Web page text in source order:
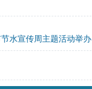
水宣传周主题活动举办